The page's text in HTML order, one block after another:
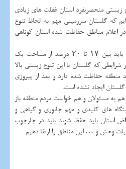
زیستی منحصربفرد استان غفلت های زیادی
ایم که گلستان سرزمینی مهم به لحاظ تنوع
اعلام مناطق حفاظت شده استان کوتاهی
وی توضیح داد: در شرایط مطلوب باید بین ۱۷ تا ۲۰ درصد از مساحت یک
که گلستان با این تنوع زیستی بالا
فقط حدود ۶ درصد منطقه حفاظت شده دارد و بعد از پیروزی
ایجاد نشده است.
هم به مسئولان و هم خواست مردم منطقه باز
های کلیدی و مهم جانوری و گیاهی و
استان باید حفظ شوند باید در چارچوب
وحش و … این مناطق را ارتقا دهیم.